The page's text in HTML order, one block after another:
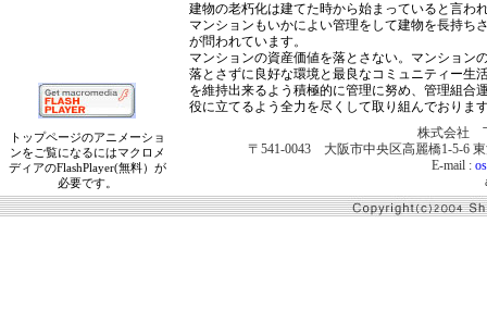
建物の老朽化は建てた時から始まっていると言わ
マンションもいかによい管理をして建物を長持ち
が問われています。
マンションの資産価値を落とさない。マンション
落とさずに良好な環境と最良なコミュニティー生
を維持出来るよう積極的に管理に努め、管理組合
役に立てるよう全力を尽くして取り組んでおりま
株式会社
〒541-0043 大阪市中央区高麗橋1-5-6
E-mail :
トップページのアニメーショ
ンをご覧になるにはマクロメ
ディアのFlashPlayer(無料）が
必要です。